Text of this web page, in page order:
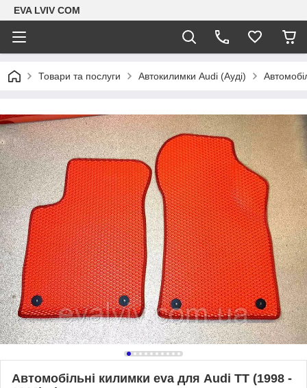
EVA LVIV COM
Товари та послуги Автокилимки Audi (Ауді)
Автомобільні килимки eva для Audi TT (1998 -